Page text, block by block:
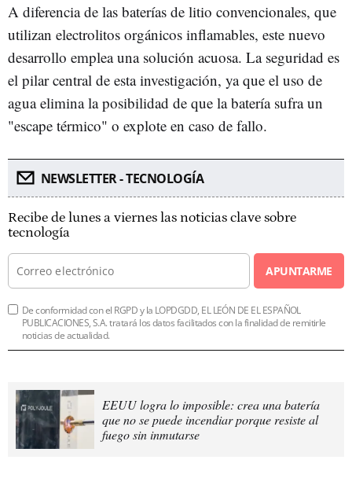
A diferencia de las baterías de litio convencionales, que
utilizan electrolitos orgánicos inflamables, este nuevo
desarrollo emplea una solución acuosa. La seguridad es
el pilar central de esta investigación, ya que el uso de
agua elimina la posibilidad de que la batería sufra un
"escape térmico" o explote en caso de fallo.
NEWSLETTER - TECNOLOGÍA
Recibe de lunes a viernes las noticias clave sobre
tecnología
APUNTARME
De conformidad con el RGPD y la LOPDGDD, EL LEÓN DE EL ESPAÑOL
PUBLICACIONES, S.A. tratará los datos facilitados con la finalidad de remitirle
noticias de actualidad.
EEUU logra lo imposible: crea una batería
que no se puede incendiar porque resiste al
fuego sin inmutarse